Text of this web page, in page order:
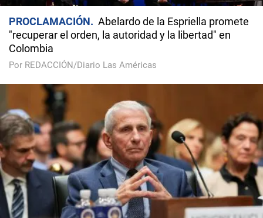
PROCLAMACIÓN
Abelardo de la Espriella promete
"recuperar el orden, la autoridad y la libertad" en
Colombia
Por REDACCIÓN/Diario Las Américas